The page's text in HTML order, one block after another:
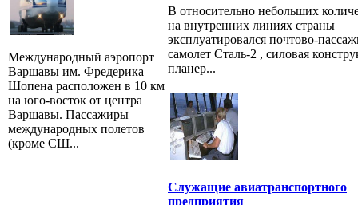
Международный аэропорт
Варшавы им. Фредерика
Шопена расположен в 10 км
на юго-восток от центра
Варшавы. Пассажиры
международных полетов
(кроме СШ...
В относительно небольших
на внутренних линиях страны
эксплуатировался почтово-
самолет Cтaль-2 , силовая
планер...
Служащие авиатранспортного
предприятия